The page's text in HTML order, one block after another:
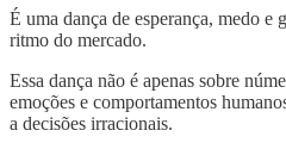
É uma dança de esperança, medo e
ritmo do mercado.
Essa dança não é apenas sobre
emoções e comportamentos
a decisões irracionais.